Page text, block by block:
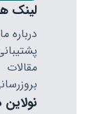
لینک
درباره ما
مقالات